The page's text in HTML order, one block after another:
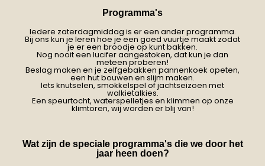
Programma's
Iedere zaterdagmiddag is er een ander programma.
Bij ons kun je leren hoe je een goed vuurtje maakt zodat
je er een broodje op kunt bakken.
Nog nooit een lucifer aangestoken, dat kun je dan
meteen proberen!
Beslag maken en je zelfgebakken pannenkoek opeten,
een hut bouwen en slijm maken.
Iets knutselen, smokkelspel of jachtseizoen met
walkietalkies.
Een speurtocht, waterspelletjes en klimmen op onze
klimtoren, wij worden er blij van!
Wat zijn de speciale programma's die we door het
jaar heen doen?